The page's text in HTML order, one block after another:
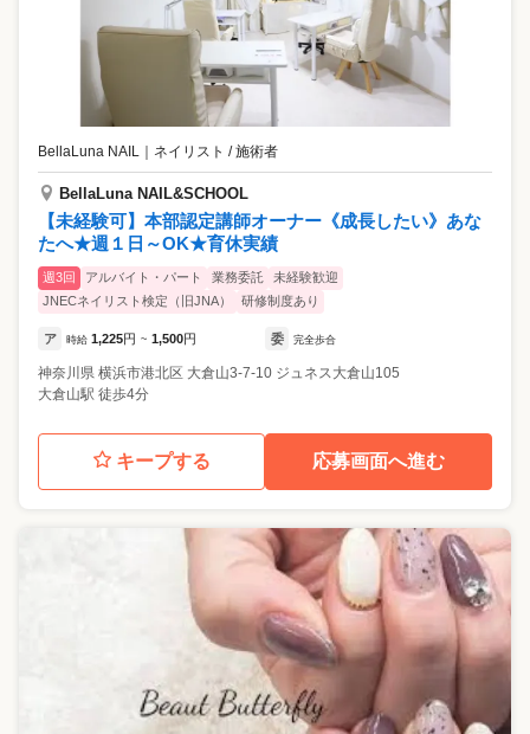
BellaLuna NAIL ｜ ネイリスト / 施術者
BellaLuna NAIL&SCHOOL
【未経験可】本部認定講師オーナー《成長したい》あな
たへ★週１日～OK★育休実績
週3回 アルバイト・パート 業務委託
未経験歓迎
JNECネイリスト検定（旧JNA）
研修制度あり
ア 時給 1,225円 ~ 1,500円 委 完全歩合
神奈川県 横浜市港北区 大倉山3-7-10 ジュネス大倉山105
大倉山駅 徒歩4分
キープする 応募画面へ進む